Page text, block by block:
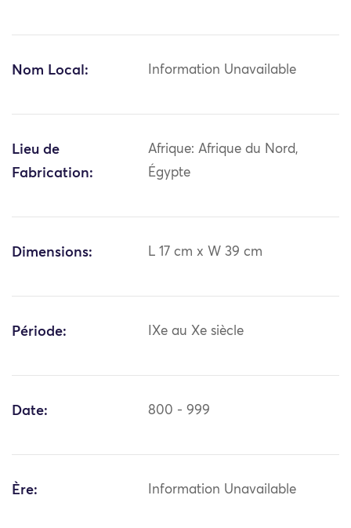
Nom Local: Information Unavailable
Lieu de
Fabrication:
Afrique: Afrique du Nord,
Égypte
Dimensions: L 17 cm x W 39 cm
Période: IXe au Xe siècle
Date: 800 - 999
Ère: Information Unavailable